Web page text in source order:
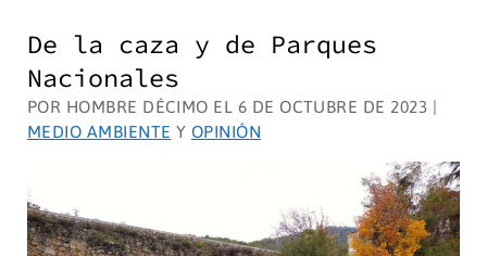
De la caza y de Parques
Nacionales
POR HOMBRE DÉCIMO EL 6 DE OCTUBRE DE 2023 |
MEDIO AMBIENTE Y OPINIÓN